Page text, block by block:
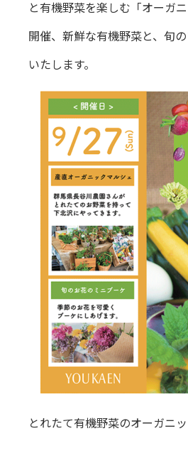
と有機野菜を楽しむ「オーガ
開催、新鮮な有機野菜と、旬
いたします。
とれたて有機野菜のオーガニ